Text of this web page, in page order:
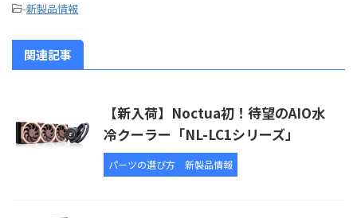
-新製品情報
関連記事
【新入荷】Noctua初！待望のAIO水
冷クーラー「NL-LC1シリーズ」
パーツの選び方 新製品情報